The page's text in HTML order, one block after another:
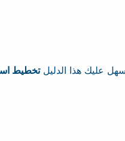
عليك هذا الدليلتخطيط